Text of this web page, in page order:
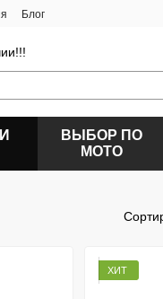
Блог
ВЫБОР ПО
МОТО
ХИТ